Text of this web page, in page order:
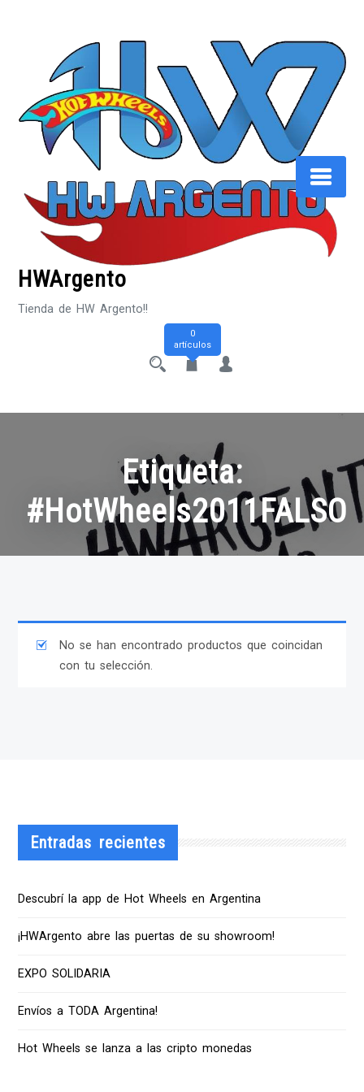
HWArgento
Tienda de HW Argento!!
0
artículos
Etiqueta:
#HotWheels2011FALSO
No se han encontrado productos que coincidan
con tu selección.
Entradas recientes
Descubrí la app de Hot Wheels en Argentina
¡HWArgento abre las puertas de su showroom!
EXPO SOLIDARIA
Envíos a TODA Argentina!
Hot Wheels se lanza a las cripto monedas